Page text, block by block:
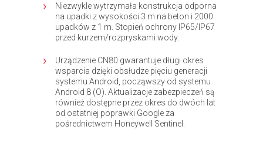
Niezwykle wytrzymała konstrukcja odporna
na upadki z wysokości 3 m na beton i 2000
upadków z 1 m. Stopień ochrony IP65/IP67
przed kurzem/rozpryskami wody.
Urządzenie CN80 gwarantuje długi okres
wsparcia dzięki obsłudze pięciu generacji
systemu Android, począwszy od systemu
Android 8 (O). Aktualizacje zabezpieczeń są
również dostępne przez okres do dwóch lat
od ostatniej poprawki Google za
pośrednictwem Honeywell Sentinel.